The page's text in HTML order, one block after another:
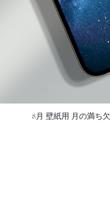
Quick
8月 壁紙用 月の満ち